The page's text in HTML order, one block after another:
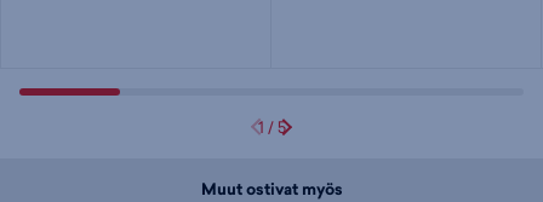
1 /5
Muut ostivat myös